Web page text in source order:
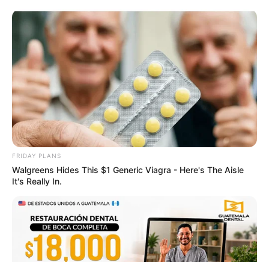
ฤกษ์แต่งงาน ตุลาคม 2562 ฤกษ์มงคลสำหรับเริ่มต้นชีวิตคู่
28 ก.ย. 2019
FRIDAY PLANS
Walgreens Hides This $1 Generic Viagra - Here's The Aisle
It's Really In.